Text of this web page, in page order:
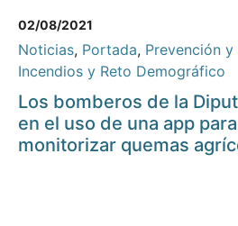
02/08/2021
Noticias, Portada, Prevención
Incendios y Reto Demográfico
Los bomberos de la
en el uso de una app
monitorizar quemas